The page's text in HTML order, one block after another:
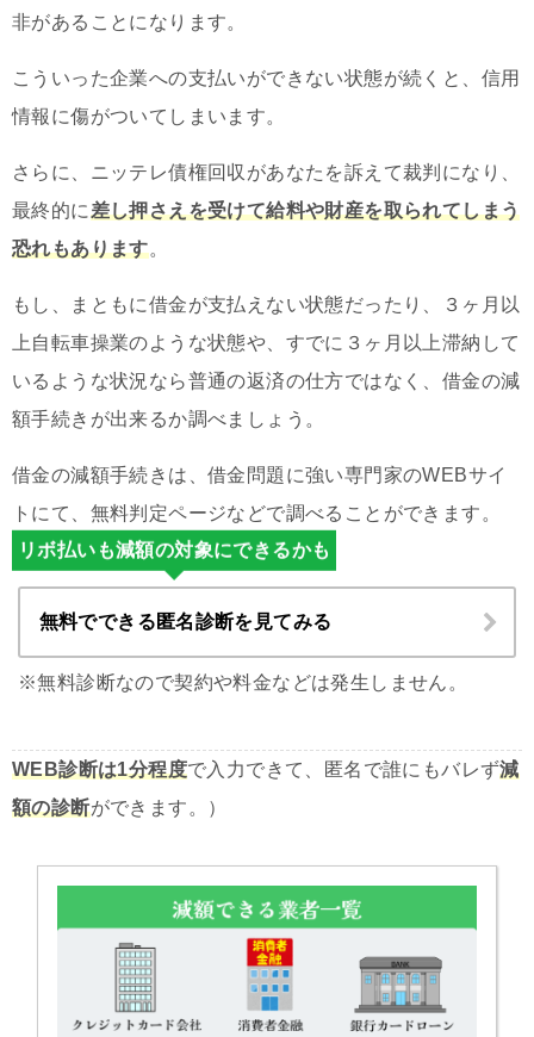
非があることになります。
こういった企業への支払いができない状態が続くと、信用
情報に傷がついてしまいます。
さらに、ニッテレ債権回収があなたを訴えて裁判になり、
最終的に差し押さえを受けて給料や財産を取られてしまう
恐れもあります。
もし、まともに借金が支払えない状態だったり、３ヶ月以
上自転車操業のような状態や、すでに３ヶ月以上滞納して
いるような状況なら普通の返済の仕方ではなく、借金の減
額手続きが出来るか調べましょう。
借金の減額手続きは、借金問題に強い専門家のWEBサイ
トにて、無料判定ページなどで調べることができます。
リボ払いも減額の対象にできるかも
無料でできる匿名診断を見てみる
※無料診断なので契約や料金などは発生しません。
WEB診断は1分程度で入力できて、匿名で誰にもバレず減
額の診断ができます。）